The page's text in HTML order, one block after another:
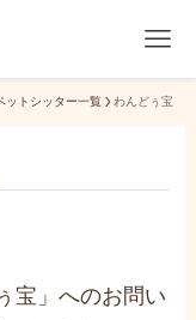
ットシッター一覧 わんどぅ宝
宝」へのお問い